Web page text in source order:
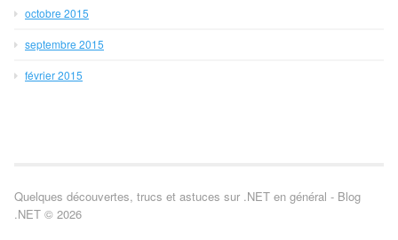
octobre 2015
septembre 2015
février 2015
Quelques découvertes, trucs et astuces sur .NET en général - Blog
.NET © 2026